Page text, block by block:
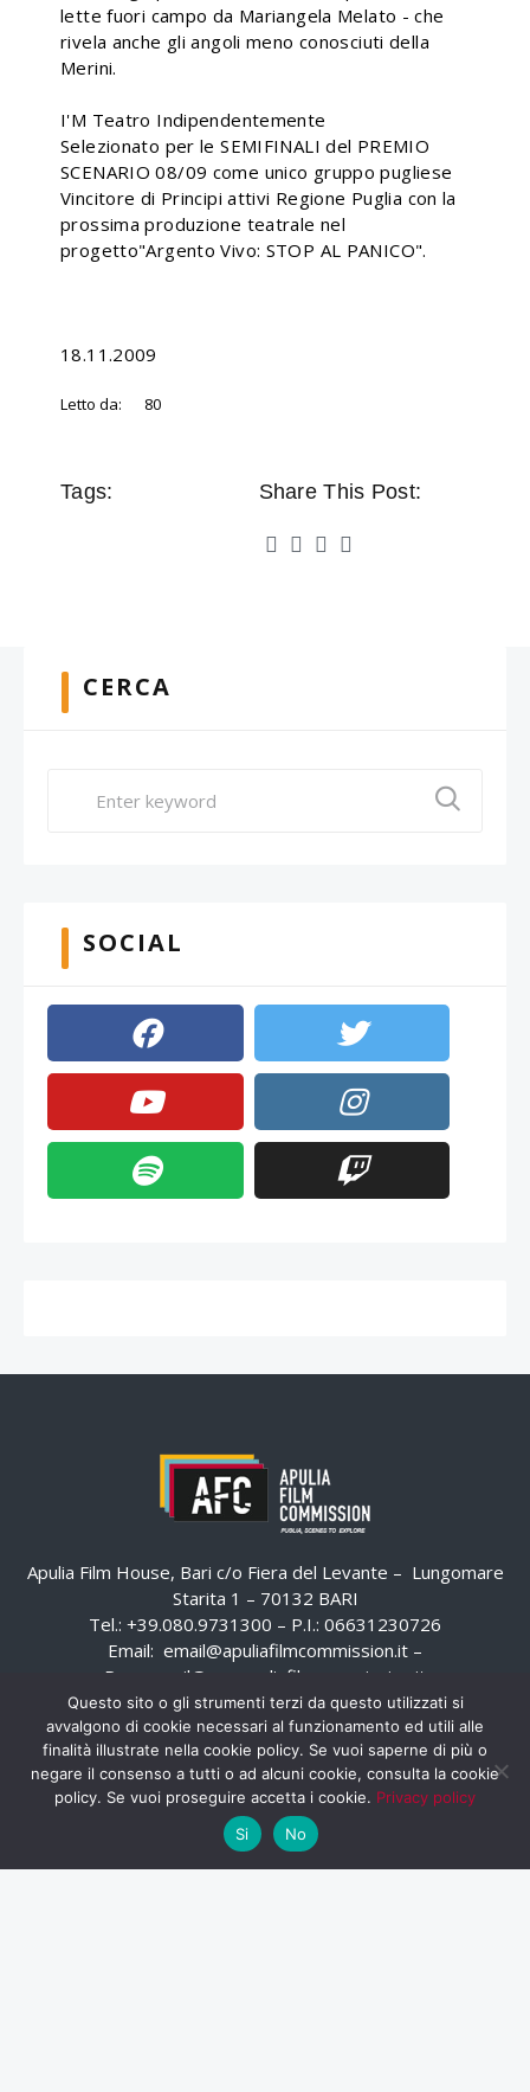
lette fuori campo da Mariangela Melato - che
rivela anche gli angoli meno conosciuti della
Merini.
I'M Teatro Indipendentemente
Selezionato per le SEMIFINALI del PREMIO
SCENARIO 08/09 come unico gruppo pugliese
Vincitore di Principi attivi Regione Puglia con la
prossima produzione teatrale nel
progetto"Argento Vivo: STOP AL PANICO".
18.11.2009
Letto da: 80
Tags: Share This Post:
CERCA
SOCIAL
Apulia Film House, Bari c/o Fiera del Levante – Lungomare
Starita 1 – 70132 BARI
Tel.: +39.080.9731300 – P.I.: 06631230726
Email: email@apuliafilmcommission.it –
Pec:
email@pec.apuliafilmcommission.it
Questo sito o gli strumenti terzi da questo utilizzati si
avvalgono di cookie necessari al funzionamento ed utili alle
finalità illustrate nella cookie policy. Se vuoi saperne di più o
negare il consenso a tutti o ad alcuni cookie, consulta la cookie
policy. Se vuoi proseguire accetta i cookie. Privacy policy
Si
No